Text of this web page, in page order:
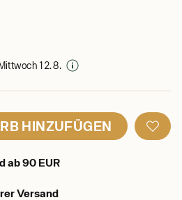
12. 8.
HINZUFÜGEN
ab 90 EUR
Versand